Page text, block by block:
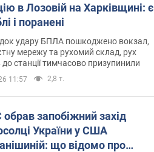
в Лозовій на Харківщині: є
і поранені
удару БПЛА пошкоджено вокзал,
мережу та рухомий склад, рух
до станції тимчасово призупинили
11:57 2,8 т.
захід
України у США
що відомо про